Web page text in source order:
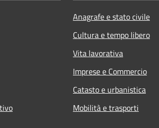
Anagrafe e stato civile
Cultura e tempo libero
Vita lavorativa
Imprese e Commercio
Catasto e urbanistica
Mobilità e trasporti